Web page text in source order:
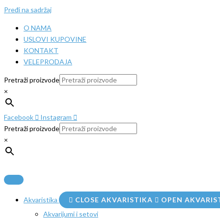
Pređi na sadržaj
O NAMA
USLOVI KUPOVINE
KONTAKT
VELEPRODAJA
Pretraži proizvode
×
Facebook
Instagram
Pretraži proizvode
×
Akvaristika CLOSE AKVARISTIKA
OPEN
Akvarijumi i setovi